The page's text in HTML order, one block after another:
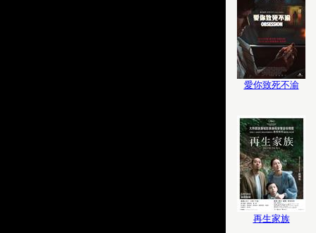
愛你致死不渝
再生家族